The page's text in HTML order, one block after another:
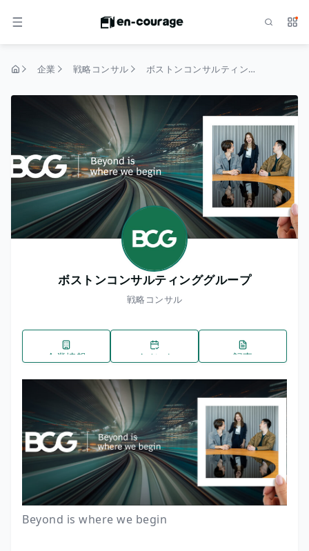
メニュー サ
企業 戦略コンサル ボストンコンサルティンググループ
ボストンコンサルティンググループ
戦略コンサル
企業情報 イベント 記事
Beyond is where we begin